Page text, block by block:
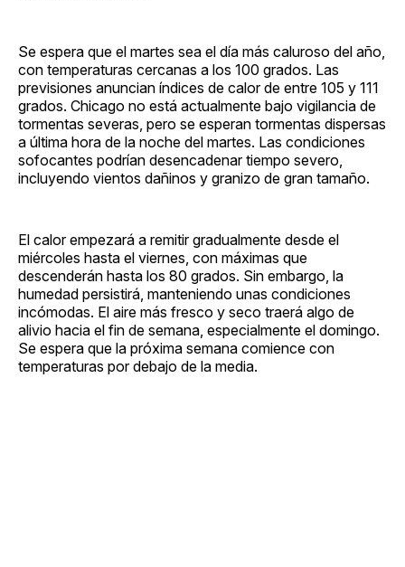
Se espera que el martes sea el día más caluroso del año,
con temperaturas cercanas a los 100 grados. Las
previsiones anuncian índices de calor de entre 105 y 111
grados. Chicago no está actualmente bajo vigilancia de
tormentas severas, pero se esperan tormentas dispersas
a última hora de la noche del martes. Las condiciones
sofocantes podrían desencadenar tiempo severo,
incluyendo vientos dañinos y granizo de gran tamaño.
El calor empezará a remitir gradualmente desde el
miércoles hasta el viernes, con máximas que
descenderán hasta los 80 grados. Sin embargo, la
humedad persistirá, manteniendo unas condiciones
incómodas. El aire más fresco y seco traerá algo de
alivio hacia el fin de semana, especialmente el domingo.
Se espera que la próxima semana comience con
temperaturas por debajo de la media.